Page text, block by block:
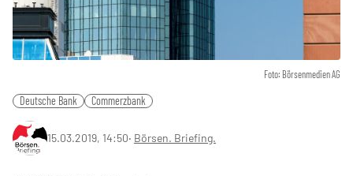
Foto: Börsenmedien AG
Deutsche Bank Commerzbank
15.03.2019, 14:50‧ Börsen. Briefing.